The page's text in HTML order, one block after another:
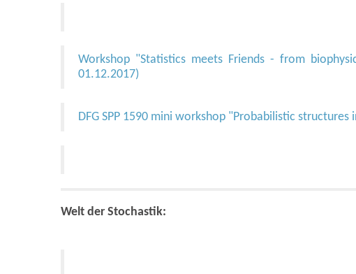
Workshop "Statistics meets Friends - from
01.12.2017)
DFG SPP 1590 mini workshop "Probabilistic structures
Welt der Stochastik: